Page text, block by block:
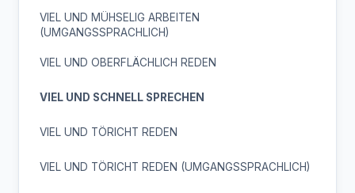
VIEL UND MÜHSELIG ARBEITEN
(UMGANGSSPRACHLICH)
VIEL UND OBERFLÄCHLICH REDEN
VIEL UND SCHNELL SPRECHEN
VIEL UND TÖRICHT REDEN
VIEL UND TÖRICHT REDEN (UMGANGSSPRACHLICH)